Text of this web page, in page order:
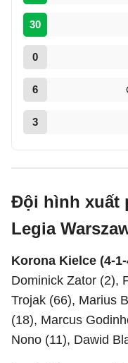
30
0
6
3
Đội hình xuất
Legia
Korona Kielce (4-
Dominick Zator (2),
Trojak (66), Marius
(18), Marcus
Nono (11), Dawid